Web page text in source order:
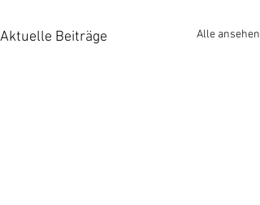
Aktuelle Beiträge Alle ansehen